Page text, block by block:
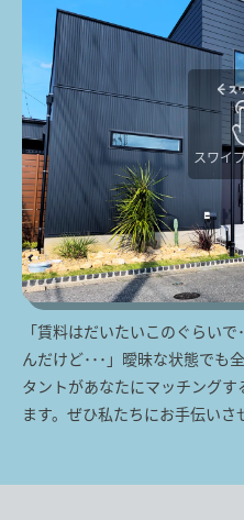
スワイ
「賃料はだいたいこのぐらい
んだけど･･･」曖昧な状態でも
タントがあなたにマッチング
ます。ぜひ私たちにお手伝いさ